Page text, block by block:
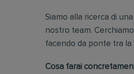
Siamo alla ricerca di
nostro team.
facendo da ponte tra la
Cosa farai